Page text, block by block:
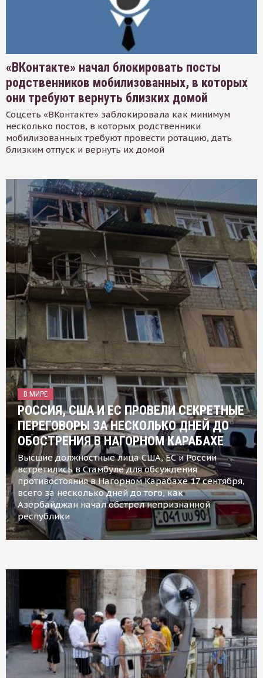
«ВКонтакте» начал блокировать посты
родственников мобилизованных, в которых
они требуют вернуть близких домой
Соцсеть «ВКонтакте» заблокировала как минимум
несколько постов, в которых родственники
мобилизованных требуют провести ротацию, дать
близким отпуск и вернуть их домой
В МИРЕ
РОССИЯ, США И ЕС ПРОВЕЛИ СЕКРЕТНЫЕ
ПЕРЕГОВОРЫ ЗА НЕСКОЛЬКО ДНЕЙ ДО
ОБОСТРЕНИЯ В НАГОРНОМ КАРАБАХЕ
Высшие должностные лица США, ЕС и России
встретились в Стамбуле для обсуждения
противостояния в Нагорном Карабахе 17 сентября,
всего за несколько дней до того, как
Азербайджан начал обстрел непризнанной
республики